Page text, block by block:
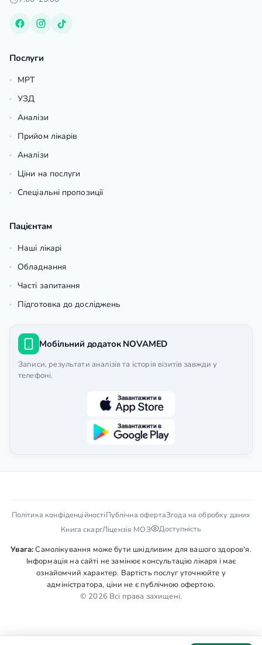
Послуги
МРТ
УЗД
Аналізи
Прийом лікарів
Аналізи
Ціни на послуги
Спеціальні пропозиції
Пацієнтам
Наші лікарі
Обладнання
Часті запитання
Підготовка до досліджень
Мобільний додаток NOVAMED
Записи, результати аналізів та історія візитів завжди у
телефоні.
Політика конфіденційностіПублічна офертаЗгода на обробку даних
Книга скаргЛіцензія МОЗ Доступність
Увага:Самолікування може бути шкідливим для вашого здоров'я.
Інформація на сайті не замінює консультацію лікаря і має
ознайомчий характер. Вартість послуг уточнюйте у
адміністратора, ціни не є публічною офертою.
© 2026 Всі права захищені.